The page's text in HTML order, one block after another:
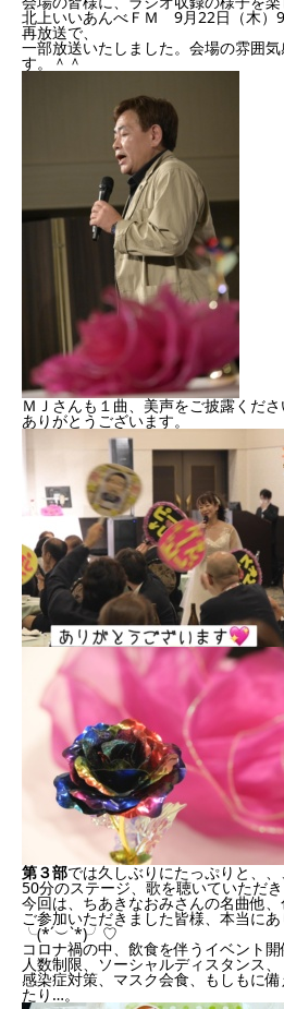
北上いいあんべＦＭ 9月22日（木）
再放送で、
一部放送いたしました。会場の雰囲
す。＾＾
ＭＪさんも１曲、美声をご披露くださ
ありがとうございます。
第３部では久しぶりにたっぷりと、
50分のステージ、歌を聴いていただき
今回は、ちあきなおみさんの名曲他、
ご参加いただきました皆様、本当に
╰(*´︶`*)╯♡
コロナ禍の中、飲食を伴うイベント
人数制限、ソーシャルディスタンス、
感染症対策、マスク会食、もしもに
たり…。